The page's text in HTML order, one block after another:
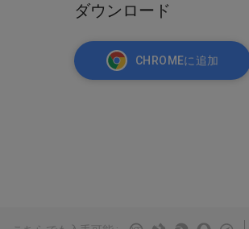
ダウンロード
CHROMEに追加